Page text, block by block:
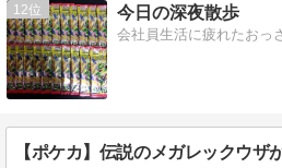
12 今日の深夜散歩
会社員生活に疲れたおっ